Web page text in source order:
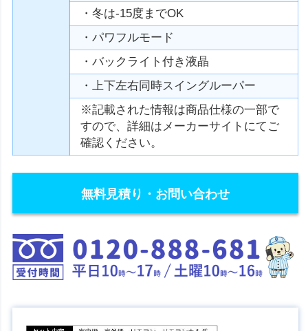
・冬は-15度までOK
・パワフルモード
・バックライト付き液晶
・上下左右同時スイングルーパー
※記載された情報は商品仕様の一部で
すので、詳細はメーカーサイトにてご
確認ください。
無料見積り・お問い合わせ